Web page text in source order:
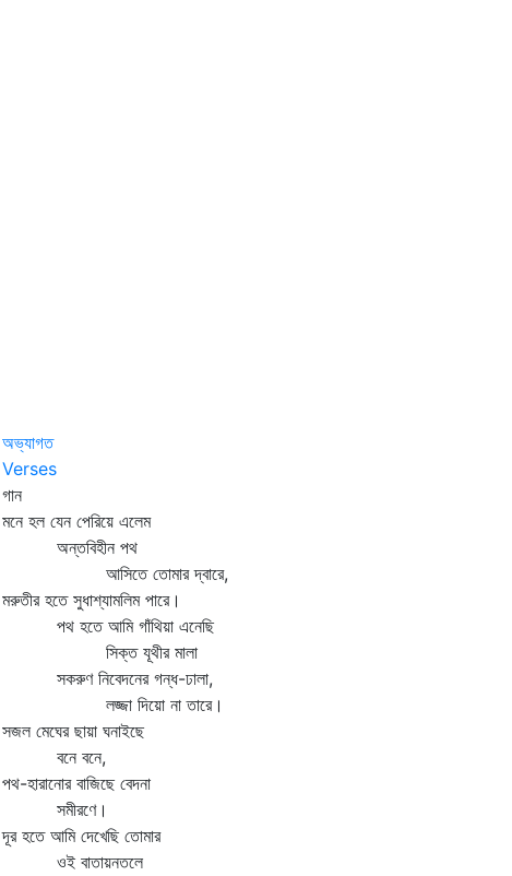
অভ্যাগত
Verses
গান
মনে হল যেন পেরিয়ে এলেম
অন্তবিহীন পথ
আসিতে তোমার দ্বারে,
মরুতীর হতে সুধাশ্যামলিম পারে।
পথ হতে আমি গাঁথিয়া এনেছি
সিক্ত যূথীর মালা
সকরুণ নিবেদনের গন্ধ-ঢালা,
লজ্জা দিয়ো না তারে।
সজল মেঘের ছায়া ঘনাইছে
বনে বনে,
পথ-হারানোর বাজিছে বেদনা
সমীরণে।
দূর হতে আমি দেখেছি তোমার
ওই বাতায়নতলে